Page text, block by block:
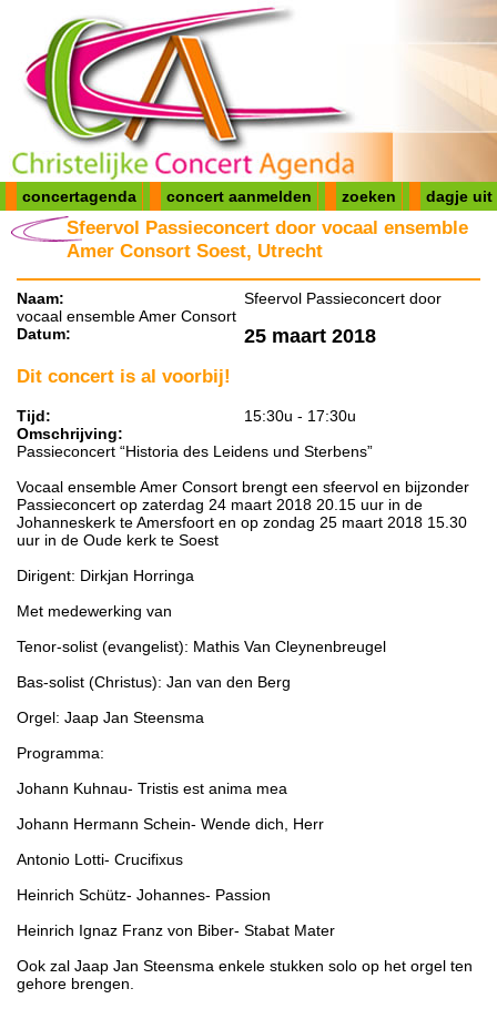
concertagenda concert aanmelden zoeken dagje uit
Sfeervol Passieconcert door vocaal ensemble
Amer Consort Soest, Utrecht
Naam:
Sfeervol Passieconcert door
vocaal ensemble Amer Consort
Datum:
25 maart 2018
Dit concert is al voorbij!
Tijd:
15:30u - 17:30u
Omschrijving:
Passieconcert “Historia des Leidens und Sterbens”
Vocaal ensemble Amer Consort brengt een sfeervol en bijzonder
Passieconcert op zaterdag 24 maart 2018 20.15 uur in de
Johanneskerk te Amersfoort en op zondag 25 maart 2018 15.30
uur in de Oude kerk te Soest
Dirigent: Dirkjan Horringa
Met medewerking van
Tenor-solist (evangelist): Mathis Van Cleynenbreugel
Bas-solist (Christus): Jan van den Berg
Orgel: Jaap Jan Steensma
Programma:
Johann Kuhnau- Tristis est anima mea
Johann Hermann Schein- Wende dich, Herr
Antonio Lotti- Crucifixus
Heinrich Schütz- Johannes- Passion
Heinrich Ignaz Franz von Biber- Stabat Mater
Ook zal Jaap Jan Steensma enkele stukken solo op het orgel ten
gehore brengen.